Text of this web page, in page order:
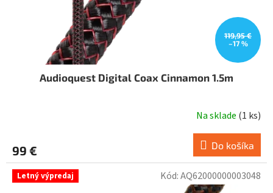
119,95 €
–17 %
Audioquest Digital Coax Cinnamon 1.5m
Na sklade (1 ks)
99 € Do košíka
Letný výpredaj Kód:AQ62000000003048